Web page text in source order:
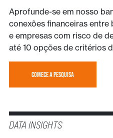
Aprofunde-se em nosso
conexões financeiras entre
e empresas com risco de
até 10 opções de critérios
COMECE A PESQUISA
DATA INSIGHTS